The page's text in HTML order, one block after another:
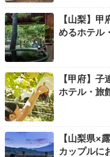
Night
20:00
庭園ライトアッ
かがり火を愛で
【山梨】
めるホテル
【甲府】
ホテル・旅
【山梨県×
カップルに